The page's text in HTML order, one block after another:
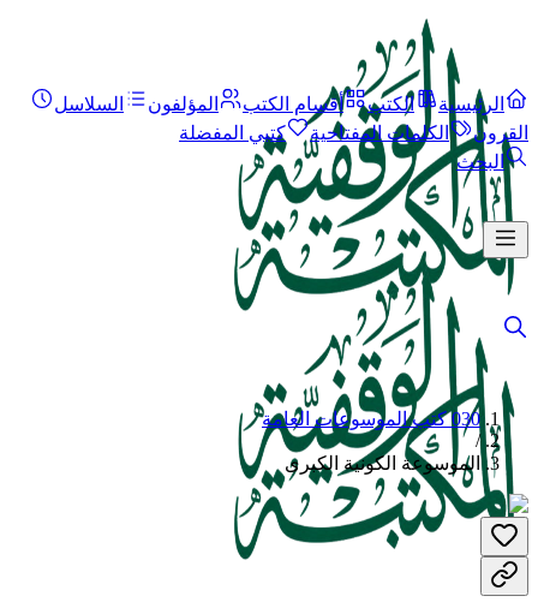
الرئيسية الكتب أقسام الكتب المؤلفون
السلاسل
القرون
الكلمات المفتاحية
كتبي المفضلة
البحث
030 كتب الموسوعات العامة
/
الموسوعة الكونية الكبرى